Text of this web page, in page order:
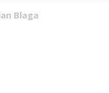
Blaga